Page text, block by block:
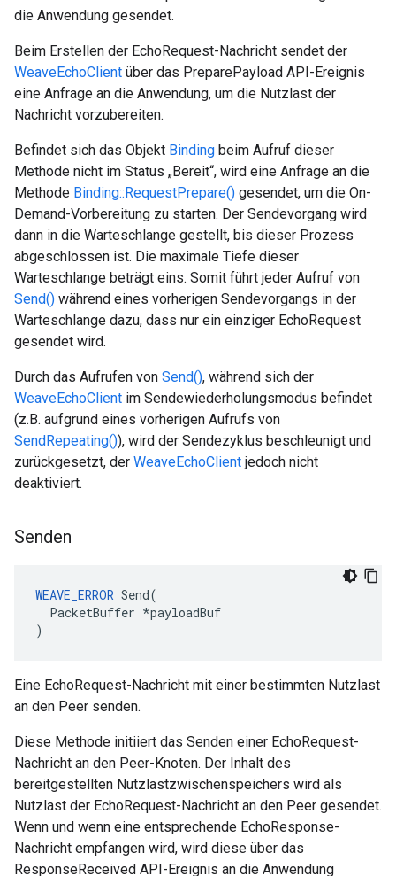
die Anwendung gesendet.
Beim Erstellen der EchoRequest-Nachricht sendet der
WeaveEchoClient über das PreparePayload API-Ereignis
eine Anfrage an die Anwendung, um die Nutzlast der
Nachricht vorzubereiten.
Befindet sich das Objekt Binding beim Aufruf dieser
Methode nicht im Status „Bereit“, wird eine Anfrage an die
Methode Binding::RequestPrepare() gesendet, um die On-
Demand-Vorbereitung zu starten. Der Sendevorgang wird
dann in die Warteschlange gestellt, bis dieser Prozess
abgeschlossen ist. Die maximale Tiefe dieser
Warteschlange beträgt eins. Somit führt jeder Aufruf von
Send() während eines vorherigen Sendevorgangs in der
Warteschlange dazu, dass nur ein einziger EchoRequest
gesendet wird.
Durch das Aufrufen von Send(), während sich der
WeaveEchoClient im Sendewiederholungsmodus befindet
(z.B. aufgrund eines vorherigen Aufrufs von
SendRepeating()), wird der Sendezyklus beschleunigt und
zurückgesetzt, der WeaveEchoClient jedoch nicht
deaktiviert.
Senden
WEAVE_ERROR Send(
PacketBuffer *payloadBuf
)
Eine EchoRequest-Nachricht mit einer bestimmten Nutzlast
an den Peer senden.
Diese Methode initiiert das Senden einer EchoRequest-
Nachricht an den Peer-Knoten. Der Inhalt des
bereitgestellten Nutzlastzwischenspeichers wird als
Nutzlast der EchoRequest-Nachricht an den Peer gesendet.
Wenn und wenn eine entsprechende EchoResponse-
Nachricht empfangen wird, wird diese über das
ResponseReceived API-Ereignis an die Anwendung